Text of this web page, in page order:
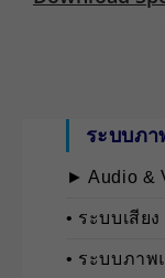
ระบบภา
► Audio &
• ระบบเสียง
• ระบบภาพ